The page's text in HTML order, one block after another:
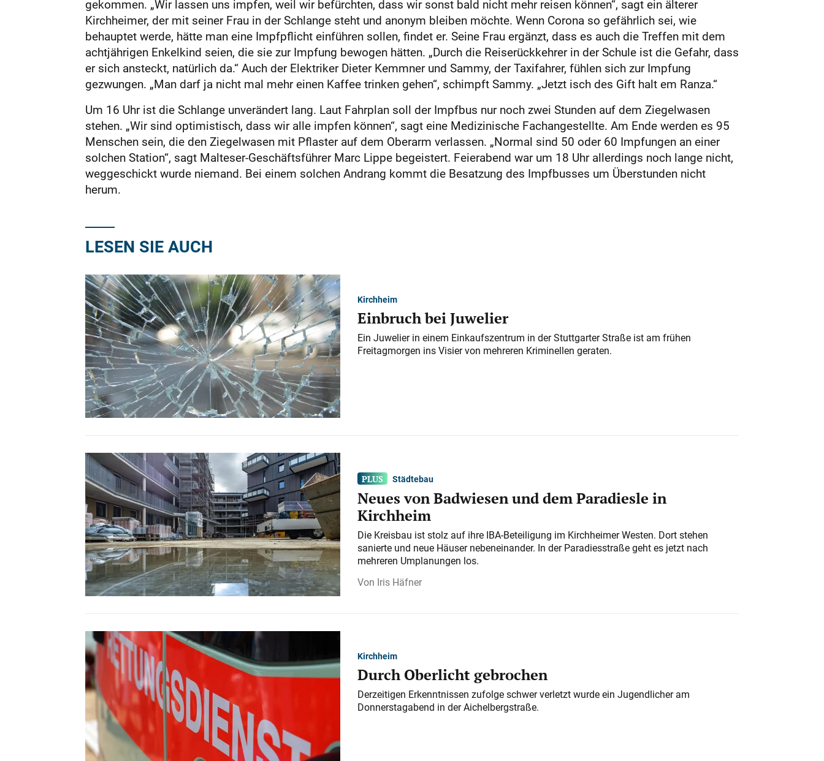
gekommen. „Wir lassen uns impfen, weil wir befürchten, dass wir sonst bald nicht mehr reisen können“, sagt ein älterer
Kirchheimer, der mit seiner Frau in der Schlange steht und anonym bleiben möchte. Wenn Corona so gefährlich sei, wie
behauptet werde, hätte man eine Impfpflicht einführen sollen, findet er. Seine Frau ergänzt, dass es auch die Treffen mit dem
achtjährigen Enkelkind seien, die sie zur Impfung bewogen hätten. „Durch die Reiserückkehrer in der Schule ist die Gefahr, dass
er sich ansteckt, natürlich da.“ Auch der Elektriker Dieter Kemmner und Sammy, der Taxifahrer, fühlen sich zur Impfung
gezwungen. „Man darf ja nicht mal mehr einen Kaffee trinken gehen“, schimpft Sammy. „Jetzt isch des Gift halt em Ranza.“
Um 16 Uhr ist die Schlange unverändert lang. Laut Fahrplan soll der Impfbus nur noch zwei Stunden auf dem Ziegelwasen
stehen. „Wir sind optimistisch, dass wir alle impfen können“, sagt eine Medizinische Fachangestellte. Am Ende werden es 95
Menschen sein, die den Ziegelwasen mit Pflaster auf dem Oberarm verlassen. „Normal sind 50 oder 60 Impfungen an einer
solchen Station“, sagt Malteser-Geschäftsführer Marc Lippe begeistert. Feierabend war um 18 Uhr allerdings noch lange nicht,
weggeschickt wurde niemand. Bei einem solchen Andrang kommt die Besatzung des Impfbusses um Überstunden nicht
herum.
LESEN SIE AUCH
Kirchheim
Einbruch bei Juwelier
Ein Juwelier in einem Einkaufszentrum in der Stuttgarter Straße ist am frühen
Freitagmorgen ins Visier von mehreren Kriminellen geraten.
Städtebau
Neues von Badwiesen und dem Paradiesle in
Kirchheim
Die Kreisbau ist stolz auf ihre IBA-Beteiligung im Kirchheimer Westen. Dort stehen
sanierte und neue Häuser nebeneinander. In der Paradiesstraße geht es jetzt nach
mehreren Umplanungen los.
Iris Häfner
Kirchheim
Durch Oberlicht gebrochen
Derzeitigen Erkenntnissen zufolge schwer verletzt wurde ein Jugendlicher am
Donnerstagabend in der Aichelbergstraße.